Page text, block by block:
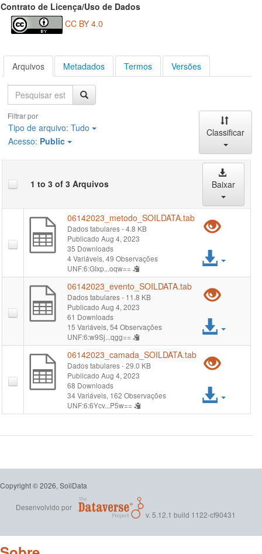
Contrato de Licença/Uso de Dados
CC BY 4.0
Arquivos Metadados Termos Versões
Pesquisa
Filtrar por
Tipo de arquivo: Tudo
Acesso: Public
Classificar
1 to 3 of 3 Arquivos Baixar
06142023_metodo_SOILDATA.tab
Dados tabulares- 4.8 KB
Publicado Aug 4, 2023
35 Downloads
4 Variáveis, 49 Observações
UNF:6:GIxp...oqw==
Pré-
06142023_evento_SOILDATA.tab
Dados tabulares- 11.8 KB
Publicado Aug 4, 2023
61 Downloads
15 Variáveis, 54 Observações
UNF:6:w9Sj...qgg==
Pré-
06142023_camada_SOILDATA.tab
Dados tabulares- 29.0 KB
Publicado Aug 4, 2023
68 Downloads
34 Variáveis, 162 Observações
UNF:6:6Ycv...P5w==
Pré-
Copyright © 2026, SoilData
Desenvolvido por
v. 5.12.1 build 1122-cf90431